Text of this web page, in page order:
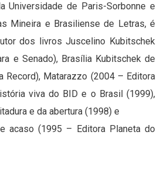
Universidade de Paris-Sorbonne e
Mineira e Brasiliense de Letras, é
dos livros Juscelino Kubitschek
e Senado), Brasília Kubitschek de
Record), Matarazzo (2004 – Editora
viva do BID e o Brasil (1999),
e da abertura (1998) e
acaso (1995 – Editora Planeta do